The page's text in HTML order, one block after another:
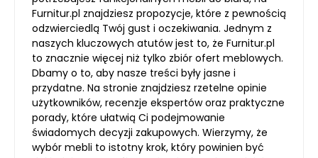
Furnitur.pl znajdziesz propozycje, które z pewnością
odzwierciedlą Twój gust i oczekiwania. Jednym z
naszych kluczowych atutów jest to, że Furnitur.pl
to znacznie więcej niż tylko zbiór ofert meblowych.
Dbamy o to, aby nasze treści były jasne i
przydatne. Na stronie znajdziesz rzetelne opinie
użytkowników, recenzje ekspertów oraz praktyczne
porady, które ułatwią Ci podejmowanie
świadomych decyzji zakupowych. Wierzymy, że
wybór mebli to istotny krok, który powinien być